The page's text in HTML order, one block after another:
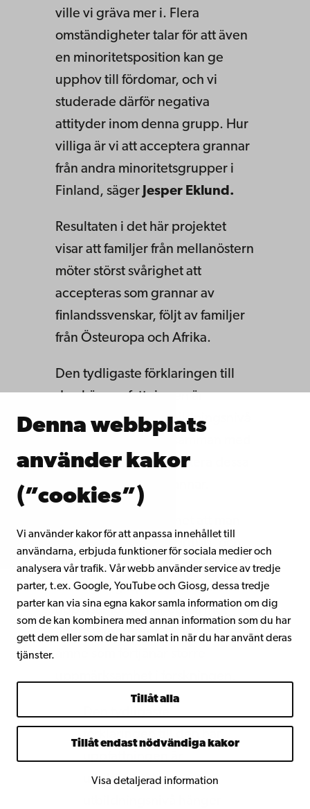
Denna webbplats
använder kakor
(”cookies”)
Vi använder kakor för att anpassa innehållet till
användarna, erbjuda funktioner för sociala medier och
analysera vår trafik. Vår webb använder service av tredje
parter, t.ex. Google, YouTube och Giosg, dessa tredje
parter kan via sina egna kakor samla information om dig
som de kan kombinera med annan information som du har
gett dem eller som de har samlat in när du har använt deras
tjänster.
Tillåt alla
Tillåt endast nödvändiga kakor
Visa detaljerad information
ville vi gräva mer i. Flera
omständigheter talar för att även
en minoritetsposition kan ge
upphov till fördomar, och vi
studerade därför negativa
attityder inom denna grupp. Hur
villiga är vi att acceptera grannar
från andra minoritetsgrupper i
Finland, säger Jesper Eklund.
Resultaten i det här projektet
visar att familjer från mellanöstern
möter störst svårighet att
accepteras som grannar av
finlandssvenskar, följt av familjer
från Östeuropa och Afrika.
Den tydligaste förklaringen till
den här uppfattningen är
utbildning: lägre utbildningsnivå
en lägre vilja att acceptera dessa
grupper som nya grannar.
vill skydda sin egen grupp, och
att nya minoriteter är ett hot mot
den egna gruppen. Minoriteter
uppvisar fördomar också mot
andra minoriteter. Det är ett
Den tydligaste
förklaringen till den här
uppfattningen är
utbildning: lägre